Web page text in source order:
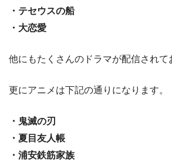
・テセウスの船
・大恋愛
他にもたくさんのドラマが配信されて
更にアニメは下記の通りになります。
・鬼滅の刃
・夏目友人帳
・浦安鉄筋家族